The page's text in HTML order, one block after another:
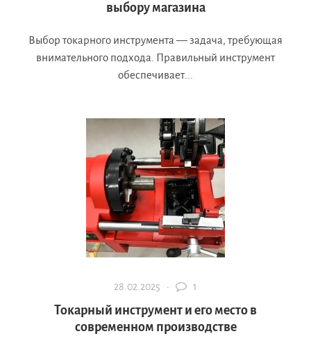
выбору магазина
Выбор токарного инструмента — задача, требующая
внимательного подхода. Правильный инструмент
обеспечивает...
28.02.2025 · 1
Токарный инструмент и его место в
современном производстве